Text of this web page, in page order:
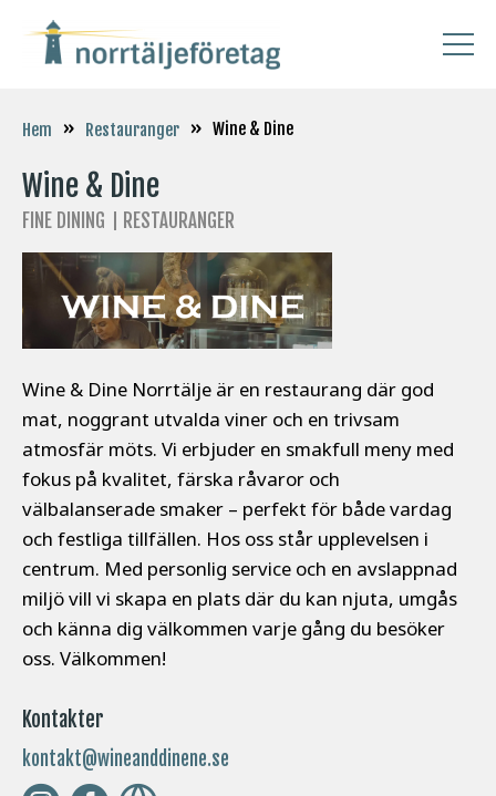
Hem » Restauranger » Wine & Dine
Wine & Dine
FINE DINING RESTAURANGER
Wine & Dine Norrtälje är en restaurang där god
mat, noggrant utvalda viner och en trivsam
atmosfär möts. Vi erbjuder en smakfull meny med
fokus på kvalitet, färska råvaror och
välbalanserade smaker – perfekt för både vardag
och festliga tillfällen. Hos oss står upplevelsen i
centrum. Med personlig service och en avslappnad
miljö vill vi skapa en plats där du kan njuta, umgås
och känna dig välkommen varje gång du besöker
oss. Välkommen!
Kontakter
kontakt@wineanddinene.se